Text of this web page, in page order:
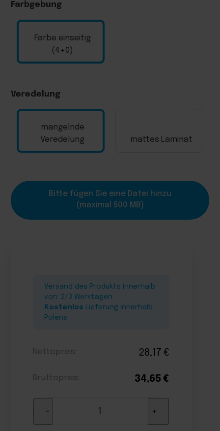
Farbgebung
Farbe einseitig
(4+0)
Veredelung
mangelnde
Veredelung
mattes Laminat
Bitte fügen Sie eine Datei hinzu
(maximal 500 MB)
Versand des Produkts innerhalb
von: 2/3 Werktagen
Kostenlos Lieferung innerhalb
Polens
Nettopreis: 28,17 €
Bruttopreis: 34,65 €
-
Plakat
+